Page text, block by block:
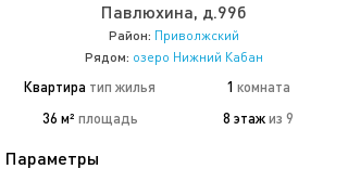
Павлюхина, д.99б
Район: Приволжский
Рядом: озеро Нижний Кабан
Квартира тип жилья 1 комната
36 м² площадь 8 этажиз 9
Параметры